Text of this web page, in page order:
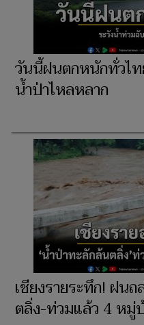
วันนี้ฝนตกหนักทั่วไ
น้ำป่าไหลหลาก
เชียงรายระทึก! ฝน
ตลิ่ง-ท่วมแล้ว 4 ห